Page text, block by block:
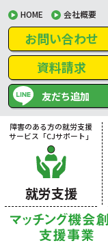
HOME 会社概要
お問い合わせ
資料請求
友だち追加
障害のある方の就労支援
サービス「CJサポート」
就労支援